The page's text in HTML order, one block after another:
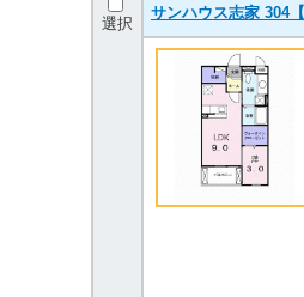
選択
サンハウス志家 304